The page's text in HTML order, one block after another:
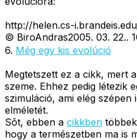
http://helen.cs-
© BiroAndras2005. 03. 22..
6. Még egy kis evolúció
Megtetszett ez a cikk, mert
szeme. Ehhez pedig létezik
szimuláció, ami elég szépen
elméletét.
Sõt, ebben a cikkben
hogy a természetben ma is